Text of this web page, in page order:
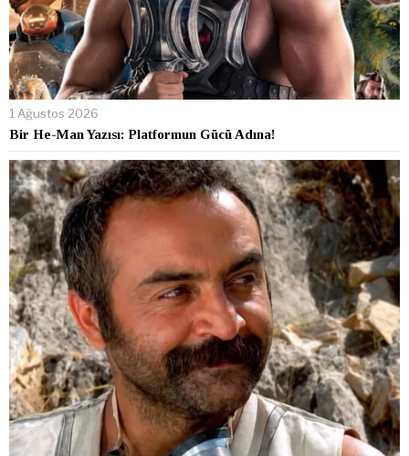
1 Ağustos 2026
Bir He-Man Yazısı: Platformun Gücü Adına!